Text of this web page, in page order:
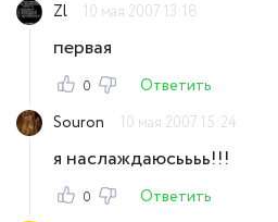
Zl
10 мая 2007 13:18
первая
0
Ответить
Souron
10 мая 2007 15:24
я наслаждаюсьььь!!!
0
Ответить